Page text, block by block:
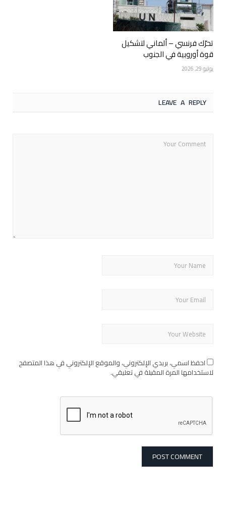
تحرّك فرنسي – ألماني لتشكيل
قوة أوروبية في الجنوب
يوليو 29, 2026
LEAVE A REPLY
احفظ اسمي، بريدي الإلكتروني، والموقع الإلكتروني في هذا المتصفح
لاستخدامها المرة المقبلة في تعليقي.